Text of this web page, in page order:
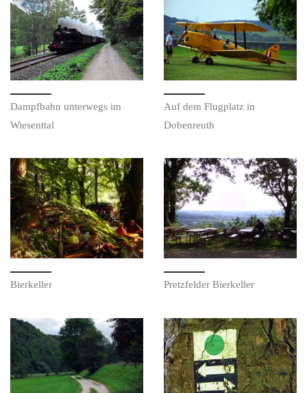
Dampf­bahn unter­wegs im
Wiesenttal
Auf dem Flug­platz in
Dobenreuth
Bierkeller Pretz­fel­der Bierkeller